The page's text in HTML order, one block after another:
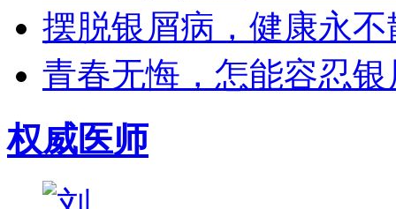
摆脱银屑病，健康永不
青春无悔，怎能容忍
权威医师